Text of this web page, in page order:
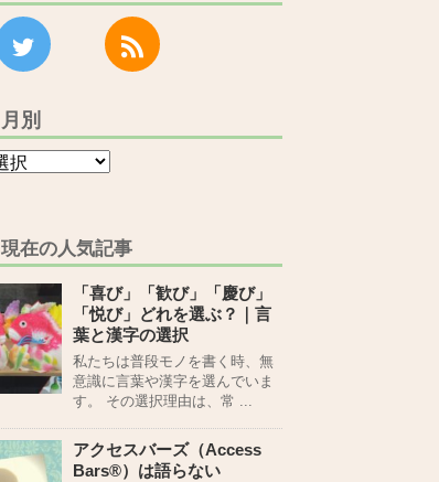
月別
現在の人気記事
「喜び」「歓び」「慶び」
「悦び」どれを選ぶ？｜言
葉と漢字の選択
私たちは普段モノを書く時、無
意識に言葉や漢字を選んでいま
す。 その選択理由は、常 ...
アクセスバーズ（Access
Bars®）は語らない